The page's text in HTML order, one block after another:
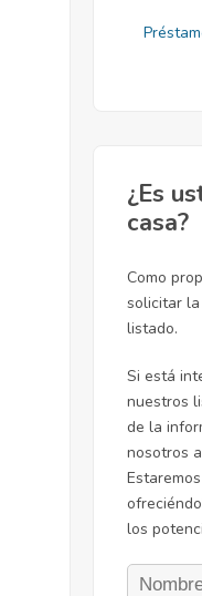
¿Es
casa?
Como
solicitar
listado.
Si está
nuestros
de la
nosotros
los